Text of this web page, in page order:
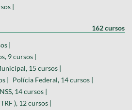
|
162 cursos
|
9 cursos |
15 cursos |
| Polícia Federal, 14 cursos |
14 cursos |
), 12 cursos |